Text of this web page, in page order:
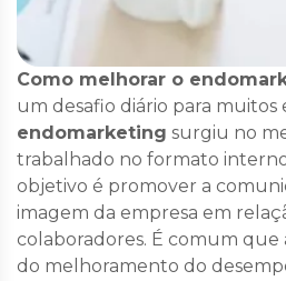
Como melhorar o
um desafio diário para muitos
endomarketing surgiu no
trabalhado no formato interno
objetivo é promover a
imagem da empresa em
colaboradores. É comum que
do melhoramento do